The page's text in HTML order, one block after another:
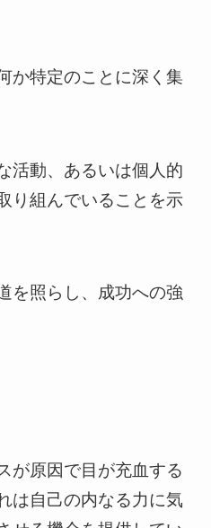
か特定のことに深く集
活動、あるいは個人的
り組んでいることを示
を照らし、成功への強
が原因で目が充血する
は自己の内なる力に気